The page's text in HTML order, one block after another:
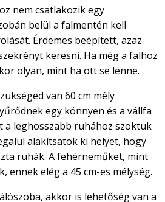
nem csatlakozik egy
belül a falmentén kell
Érdemes beépített, azaz
keresni. Ha még a falhoz
olyan, mint ha ott se lenne.
van 60 cm mély
egy könnyen és a vállfa
a leghosszabb ruhához szoktuk
alakítsatok ki helyet, hogy
ruhák. A fehérneműket, mint
ennek elég a 45 cm-es mélység.
akkor is lehetőség van a